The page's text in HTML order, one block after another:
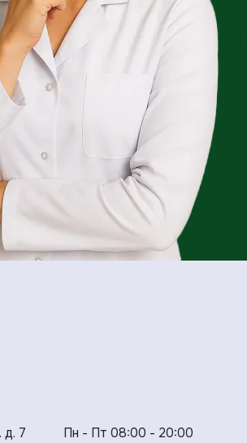
д. 7 Пн - Пт 08:00 - 20:00